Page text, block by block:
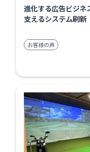
進化する広告ビジネ
支えるシステム刷新
お客様の声